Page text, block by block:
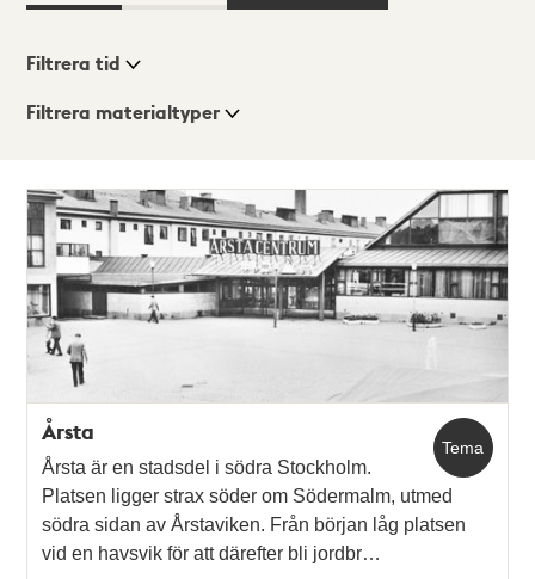
Visningsläge
Lista
Karta
Filtrera tid
Filtrera materialtyper
träffar
Tema
Årsta
Årsta är en stadsdel i södra Stockholm.
Platsen ligger strax söder om Södermalm, utmed
södra sidan av Årstaviken. Från början låg platsen
vid en havsvik för att därefter bli jordbr…